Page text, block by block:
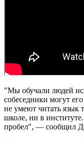
"Мы обучали людей
собеседники могут
не умеют читать язык
школе, ни в
пробел", — сообщил